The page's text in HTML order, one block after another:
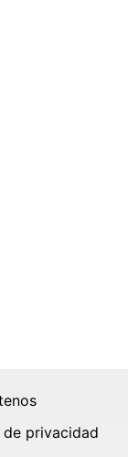
privacidad